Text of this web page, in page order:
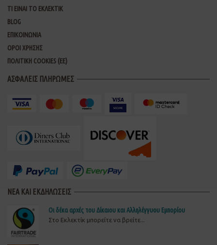
ΤΙ ΕΙΝΑΙ ΤΟ ΕΚΛΕΚΤΙΚ
BLOG
ΕΠΙΚΟΙΝΩΝΙΑ
ΟΡΟΙ ΧΡΗΣΗΣ
ΠΟΛΙΤΙΚΗ COOKIES (ΕΕ)
ΑΣΦΑΛΕΙΣ ΠΛΗΡΩΜΕΣ
ΝΕΑ ΚΑΙ ΕΚΔΗΛΩΣΕΙΣ
Οι δέκα αρχές του Δίκαιου και Αλληλέγγυου Εμπορίου
Στο Εκλεκτίκ μπορείτε να βρείτε...